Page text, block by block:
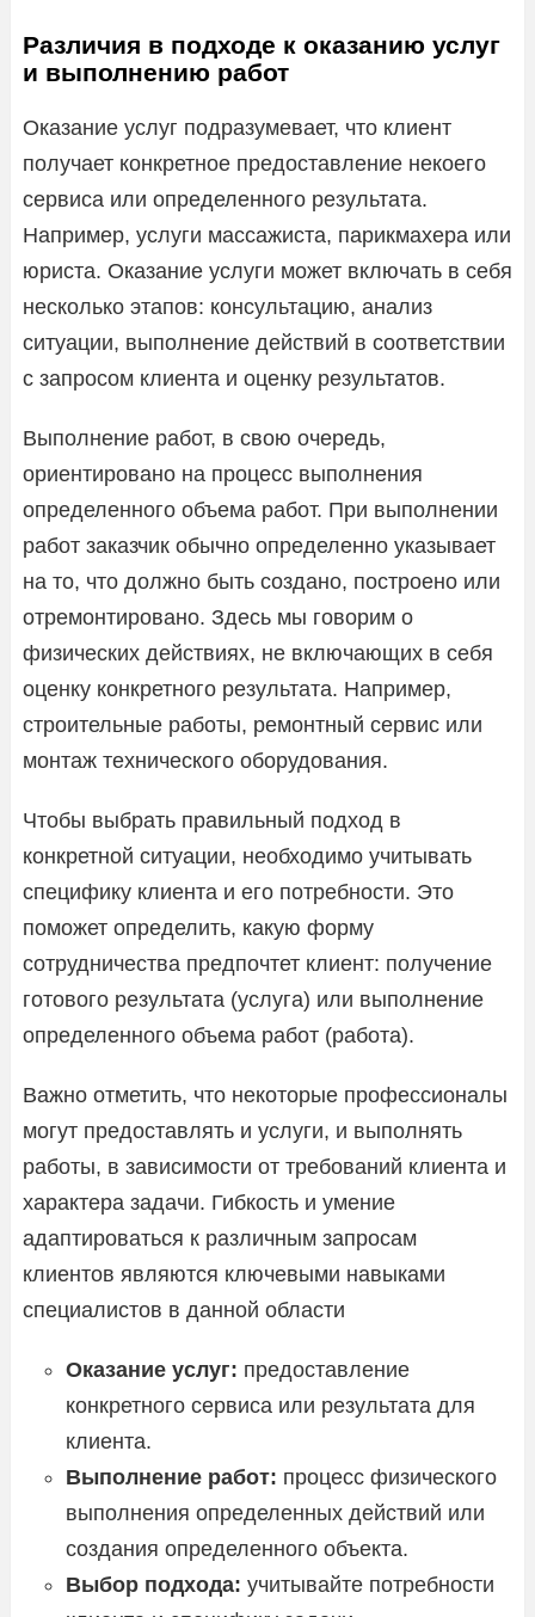
Различия в подходе к оказанию услуг
и выполнению работ
Оказание услуг подразумевает, что клиент
получает конкретное предоставление некоего
сервиса или определенного результата.
Например, услуги массажиста, парикмахера или
юриста. Оказание услуги может включать в себя
несколько этапов: консультацию, анализ
ситуации, выполнение действий в соответствии
с запросом клиента и оценку результатов.
Выполнение работ, в свою очередь,
ориентировано на процесс выполнения
определенного объема работ. При выполнении
работ заказчик обычно определенно указывает
на то, что должно быть создано, построено или
отремонтировано. Здесь мы говорим о
физических действиях, не включающих в себя
оценку конкретного результата. Например,
строительные работы, ремонтный сервис или
монтаж технического оборудования.
Чтобы выбрать правильный подход в
конкретной ситуации, необходимо учитывать
специфику клиента и его потребности. Это
поможет определить, какую форму
сотрудничества предпочтет клиент: получение
готового результата (услуга) или выполнение
определенного объема работ (работа).
Важно отметить, что некоторые профессионалы
могут предоставлять и услуги, и выполнять
работы, в зависимости от требований клиента и
характера задачи. Гибкость и умение
адаптироваться к различным запросам
клиентов являются ключевыми навыками
специалистов в данной области
Оказание услуг: предоставление
конкретного сервиса или результата для
клиента.
Выполнение работ: процесс физического
выполнения определенных действий или
создания определенного объекта.
Выбор подхода: учитывайте потребности